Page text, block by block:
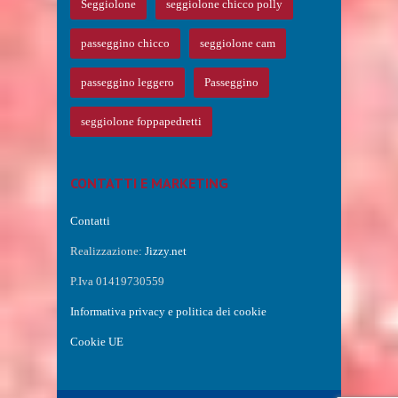
Seggiolone seggiolone chicco polly
passeggino chicco seggiolone cam
passeggino leggero Passeggino
seggiolone foppapedretti
CONTATTI E MARKETING
Contatti
Realizzazione: Jizzy.net
P.Iva 01419730559
Informativa privacy e politica dei cookie
Cookie UE